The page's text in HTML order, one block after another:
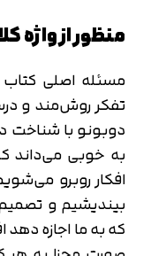
منظور از واژه
مسئله اصلی
تفکر روش‌مند و
دوبونو با شناخت
به خوبی می‌داند
افکار روبرو
بیندیشیم و تصمیم
که به ما اجازه